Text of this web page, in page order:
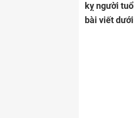
kỵ người
bài viết